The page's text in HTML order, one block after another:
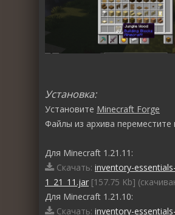
Установка:
Установите Minecraft Forge
Файлы из архива переместите
Для Minecraft 1.21.11:
Скачать: inventory-
1_21_11.jar [157.75 Kb]
Для Minecraft 1.21.10:
Скачать: inventory-